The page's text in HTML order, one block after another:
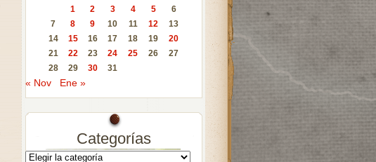
1
2 3 4 5
6
7
8 9 10 11 12
13
14
15 16 17 18 19
20
21
22 23 24 25 26
27
28
29 30 31
« Nov Ene »
Categorías